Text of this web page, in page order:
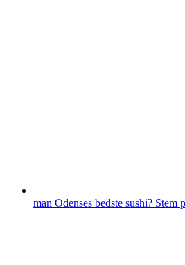
man Odenses bedste sushi? Stem